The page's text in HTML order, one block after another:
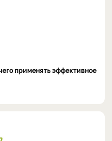
применять эффективное